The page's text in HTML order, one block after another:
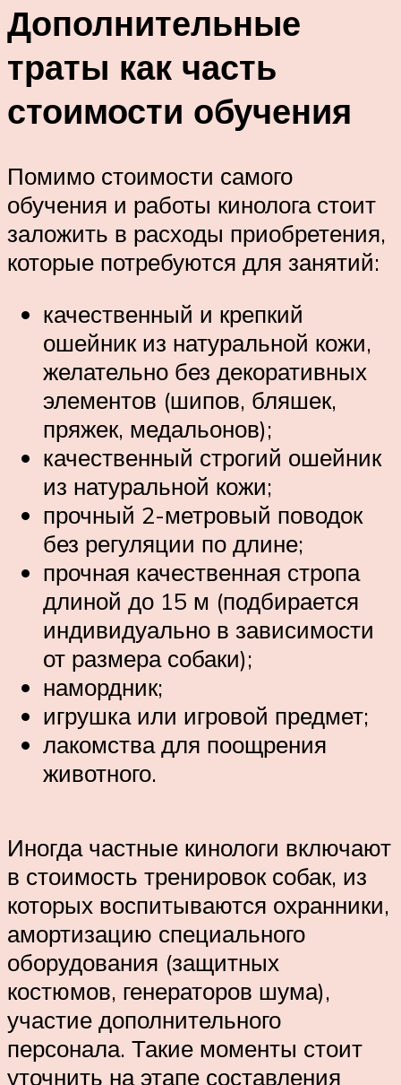
Дополнительные
траты как часть
стоимости обучения
Помимо стоимости самого
обучения и работы кинолога стоит
заложить в расходы приобретения,
которые потребуются для занятий:
качественный и крепкий
ошейник из натуральной кожи,
желательно без декоративных
элементов (шипов, бляшек,
пряжек, медальонов);
качественный строгий ошейник
из натуральной кожи;
прочный 2-метровый поводок
без регуляции по длине;
прочная качественная стропа
длиной до 15 м (подбирается
индивидуально в зависимости
от размера собаки);
намордник;
игрушка или игровой предмет;
лакомства для поощрения
животного.
Иногда частные кинологи включают
в стоимость тренировок собак, из
которых воспитываются охранники,
амортизацию специального
оборудования (защитных
костюмов, генераторов шума),
участие дополнительного
персонала. Такие моменты стоит
уточнить на этапе составления